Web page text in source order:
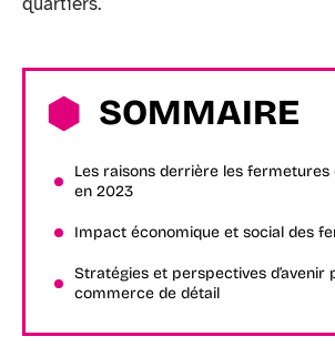
SOMMAIRE
Les raisons derrière les fermetures
en 2023
Impact économique et social des
Stratégies et perspectives d’avenir
commerce de détail